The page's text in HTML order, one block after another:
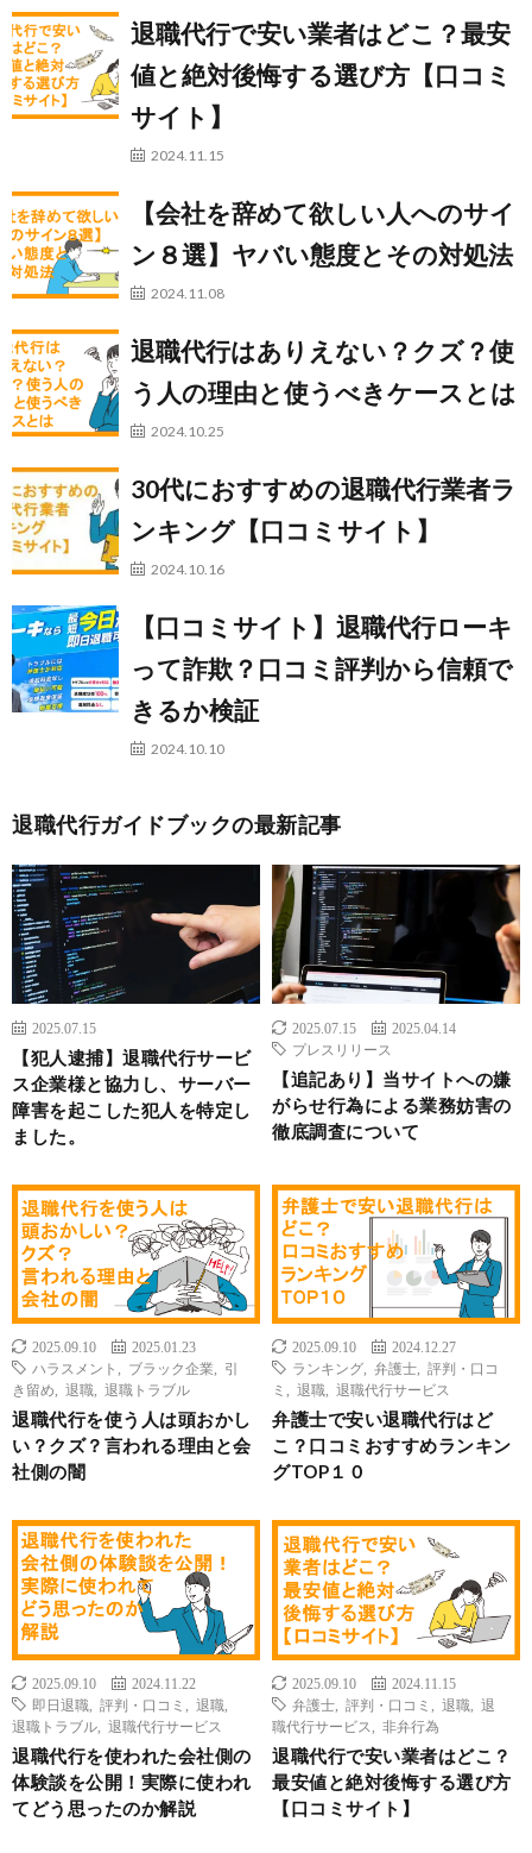
退職代行で安い業者はどこ？最安
値と絶対後悔する選び方【口コミ
サイト】
2024.11.15
【会社を辞めて欲しい人へのサイ
ン８選】ヤバい態度とその対処法
2024.11.08
退職代行はありえない？クズ？使
う人の理由と使うべきケースとは
2024.10.25
30代におすすめの退職代行業者ラ
ンキング【口コミサイト】
2024.10.16
【口コミサイト】退職代行ローキ
って詐欺？口コミ評判から信頼で
きるか検証
2024.10.10
退職代行ガイドブックの最新記事
2025.07.15
【犯人逮捕】退職代行サービ
ス企業様と協力し、サーバー
障害を起こした犯人を特定し
ました。
2025.07.15
2025.04.14
プレスリリース
【追記あり】当サイトへの嫌
がらせ行為による業務妨害の
徹底調査について
2025.09.10
2025.01.23
ハラスメント
ブラック企業
引
き留め
退職 退職トラブル
退職代行を使う人は頭おかし
い？クズ？言われる理由と会
社側の闇
2025.09.10
2024.12.27
ランキング
弁護士
評判・口コ
ミ
退職 退職代行サービス
弁護士で安い退職代行はど
こ？口コミおすすめランキン
グTOP１０
2025.09.10
2024.11.22
即日退職
評判・口コミ 退職
退職トラブル
退職代行サービス
退職代行を使われた会社側の
体験談を公開！実際に使われ
てどう思ったのか解説
2025.09.10
2024.11.15
弁護士
評判・口コミ 退職
退
職代行サービス
非弁行為
退職代行で安い業者はどこ？
最安値と絶対後悔する選び方
【口コミサイト】